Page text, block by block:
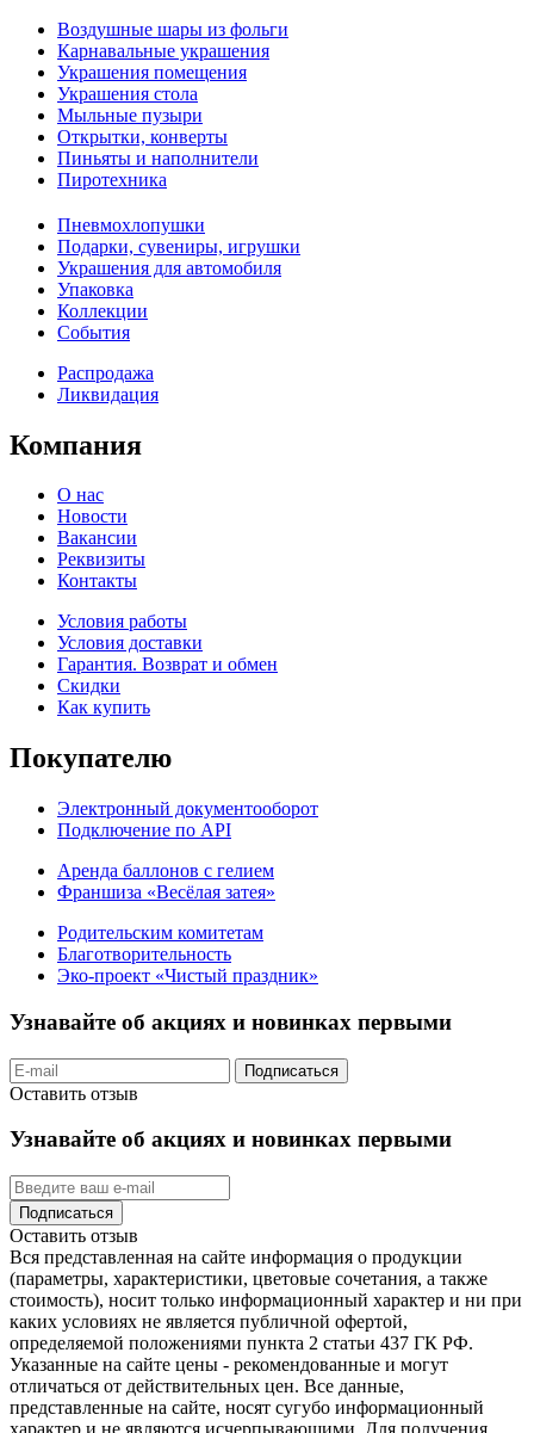
Воздушные шары из фольги
Карнавальные украшения
Украшения помещения
Украшения стола
Мыльные пузыри
Открытки, конверты
Пиньяты и наполнители
Пиротехника
Пневмохлопушки
Подарки, сувениры, игрушки
Украшения для автомобиля
Упаковка
Коллекции
События
Распродажа
Ликвидация
Компания
О нас
Новости
Вакансии
Реквизиты
Контакты
Условия работы
Условия доставки
Гарантия. Возврат и обмен
Скидки
Как купить
Покупателю
Электронный документооборот
Подключение по API
Аренда баллонов с гелием
Франшиза «Весёлая затея»
Родительским комитетам
Благотворительность
Эко-проект «Чистый праздник»
Узнавайте об акциях и новинках первыми
Подписаться
Оставить отзыв
Узнавайте об акциях и новинках первыми
Подписаться
Оставить отзыв
Вся представленная на сайте информация о продукции
(параметры, характеристики, цветовые сочетания, а также
стоимость), носит только информационный характер и ни при
каких условиях не является публичной офертой,
определяемой положениями пункта 2 статьи 437 ГК РФ.
Указанные на сайте цены - рекомендованные и могут
отличаться от действительных цен. Все данные,
представленные на сайте, носят сугубо информационный
характер и не являются исчерпывающими. Для получения